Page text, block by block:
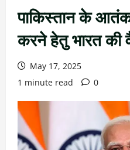
पाकिस्तान के
करने हेतु भारत की
May 17, 2025
1 minute read
0